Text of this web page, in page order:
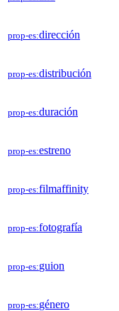
prop-es:dirección
prop-es:distribución
prop-es:duración
prop-es:estreno
prop-es:filmaffinity
prop-es:fotografía
prop-es:guion
prop-es:género